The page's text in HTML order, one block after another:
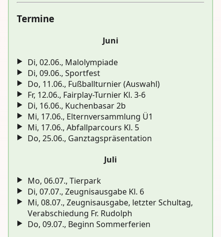
Termine
Juni
Di, 02.06., Malolympiade
Di, 09.06., Sportfest
Do, 11.06., Fußballturnier (Auswahl)
Fr, 12.06., Fairplay-Turnier Kl. 3-6
Di, 16.06., Kuchenbasar 2b
Mi, 17.06., Elternversammlung Ü1
Mi, 17.06., Abfallparcours Kl. 5
Do, 25.06., Ganztagspräsentation
Juli
Mo, 06.07., Tierpark
Di, 07.07., Zeugnisausgabe Kl. 6
Mi, 08.07., Zeugnisausgabe, letzter Schultag,
Verabschiedung Fr. Rudolph
Do, 09.07., Beginn Sommerferien